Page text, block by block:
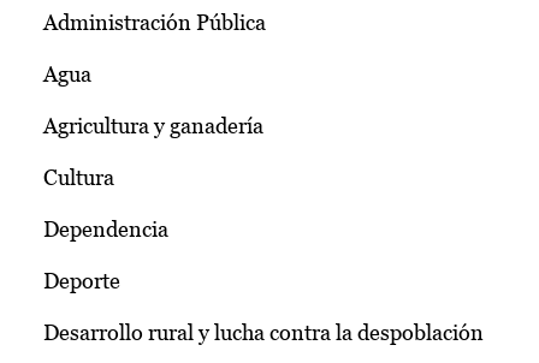
Administración Pública
Agua
Agricultura y ganadería
Cultura
Dependencia
Deporte
Desarrollo rural y lucha contra la despoblación